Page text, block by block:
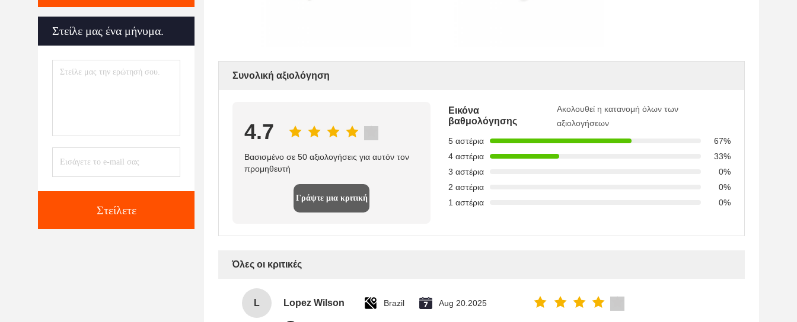
Στείλε μας ένα μήνυμα.
Στείλετε
Συνολική αξιολόγηση
4.7
Βασισμένο σε 50 αξιολογήσεις για αυτόν τον
προμηθευτή
Γράψτε μια κριτική
Εικόνα
βαθμολόγησης
Ακολουθεί η κατανομή όλων των
αξιολογήσεων
5 αστέρια
67%
4 αστέρια
33%
3 αστέρια
0%
2 αστέρια
0%
1 αστέρια
0%
Όλες οι κριτικές
L Lopez Wilson Brazil Aug 20.2025